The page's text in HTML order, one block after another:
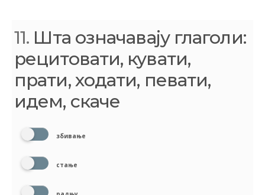
11. Шта означавају глаголи:
рецитовати, кувати,
прати, ходати, певати,
идем, скаче
збивање
стање